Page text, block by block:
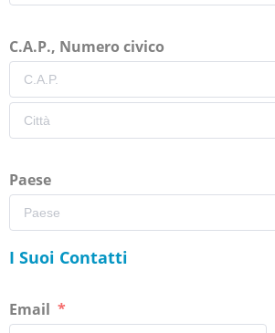
C.A.P., Numero civico
Paese
I Suoi Contatti
Email